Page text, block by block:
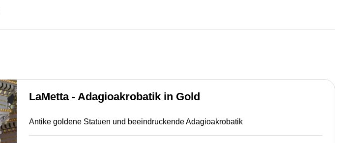
LaMetta - Adagioakrobatik in Gold
Antike goldene Statuen und beeindruckende Adagioakrobatik